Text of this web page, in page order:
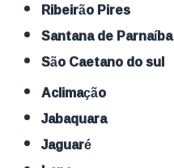
Ribeirão Pires
Santana de Parnaíba
São Caetano do sul
Aclimação
Jabaquara
Jaguaré